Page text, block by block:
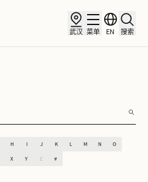
武汉 菜单 EN 搜索
H K M N O
X Y Z #